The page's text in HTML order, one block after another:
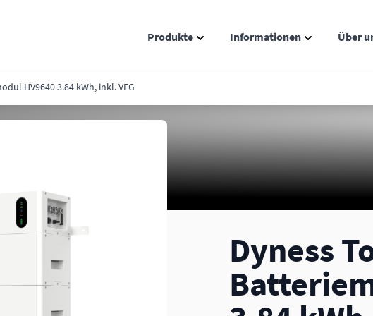
Produkte
Informationen
Über
HV9640 3.84 kWh, inkl. VEG
Dyness